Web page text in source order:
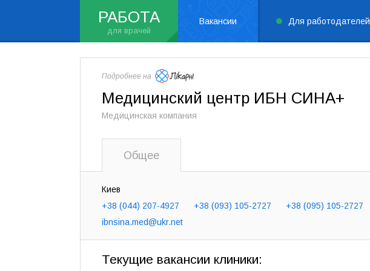
РАБОТА Вакансии Для работодателей
Медицинский центр ИБН СИНА+
Медицинская компания
Общее
Киев
+38 (044) 207-4927
+38 (093) 105-2727 +38 (095) 105-2727
ibnsina.med@ukr.net
Текущие вакансии клиники: